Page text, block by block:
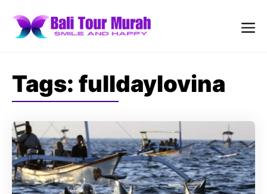
content
Tags: fulldaylovina